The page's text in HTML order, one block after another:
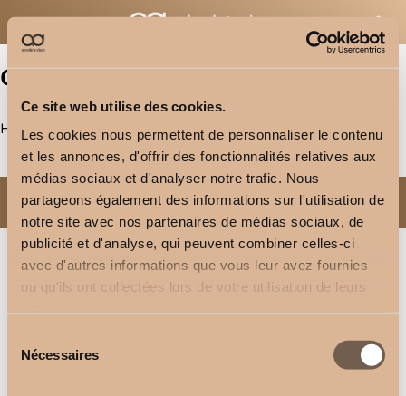
Ce site web utilise des cookies.
Les cookies nous permettent de personnaliser le contenu
et les annonces, d'offrir des fonctionnalités relatives aux
médias sociaux et d'analyser notre trafic. Nous
partageons également des informations sur l'utilisation de
notre site avec nos partenaires de médias sociaux, de
publicité et d'analyse, qui peuvent combiner celles-ci
avec d'autres informations que vous leur avez fournies
ou qu'ils ont collectées lors de votre utilisation de leurs
Nécessaires
main
content
Close
Cart
Curtain Strips
Home Shop Accessories Curtain Strips
No products were found matching your selection.